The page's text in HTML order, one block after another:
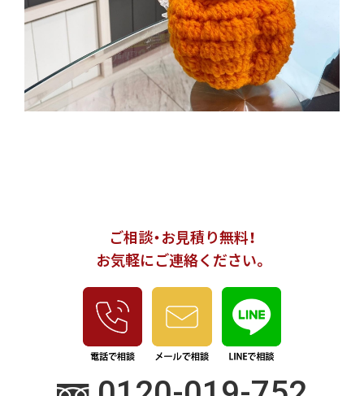
ご相談・お見積り無料！
お気軽にご連絡ください。